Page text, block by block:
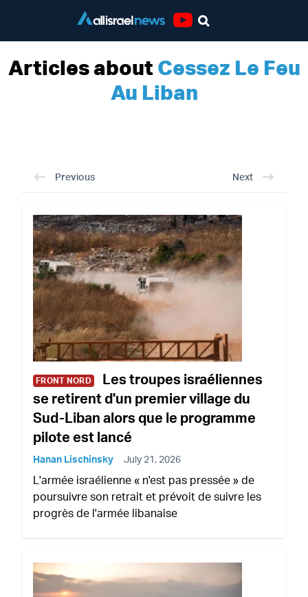
Articles aboutCessez Le Feu
Au Liban
Previous Next
FRONT NORD
Les troupes israéliennes
se retirent d'un premier village du
Sud-Liban alors que le programme
pilote est lancé
Hanan Lischinsky July 21, 2026
L'armée israélienne « n'est pas pressée » de
poursuivre son retrait et prévoit de suivre les
progrès de l'armée libanaise